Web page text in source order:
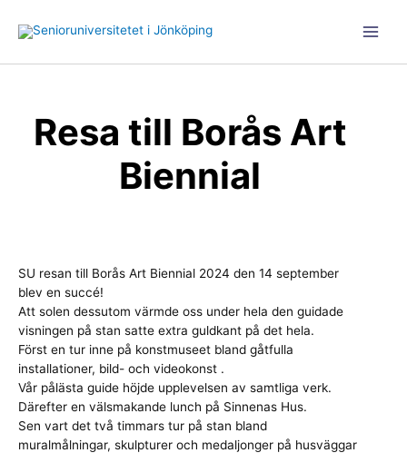
Resa till Borås Art
Biennial
SU resan till Borås Art Biennial 2024 den 14 september
blev en succé!
Att solen dessutom värmde oss under hela den guidade
visningen på stan satte extra guldkant på det hela.
Först en tur inne på konstmuseet bland gåtfulla
installationer, bild- och videokonst .
Vår pålästa guide höjde upplevelsen av samtliga verk.
Därefter en välsmakande lunch på Sinnenas Hus.
Sen vart det två timmars tur på stan bland
muralmålningar, skulpturer och medaljonger på husväggar